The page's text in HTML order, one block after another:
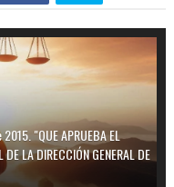
"QUE APRUEBA EL
LA DIRECCIÓN GENERAL DE